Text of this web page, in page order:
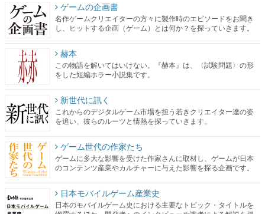
ゲームの企画書
名作ゲームクリエイターの方々に製作時のエピソードをお聞き
し、ヒットする企画（ゲーム）とは何か？を探っていきます。
赫本
この物語を解いてはいけない。『赫本』は、〈試験問題〉の形
をした短編ホラー小説集です。
新世代に訊く
これからのデジタルゲーム市場を担う若きクリエイター達の姿
を追い、彼らのルーツと情熱を探っていきます。
ゲーム世代の作家たち
ゲームに多大な影響を受けた作家さんに取材し、ゲームが日本
のコンテンツ産業やカルチャーに与えた影響を探る企画です。
日本モバイルゲーム産業史
日本のモバイルゲーム史における主要なトピック・タイトルを